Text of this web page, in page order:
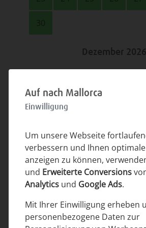
30
Dezember 2026
Mo. Di. Mi. Do. Fr.
1 2
14 15 16 17 18
21 22 23 24 25
Januar 2027
Auf nach Mallorca
Einwilligung
Um unsere Webseite
verbessern und Ihnen
anzeigen zu können,
und Erweiterte Conversions
Analytics und Google Ads.
Mit Ihrer Einwilligung erheben
personenbezogene Daten zur